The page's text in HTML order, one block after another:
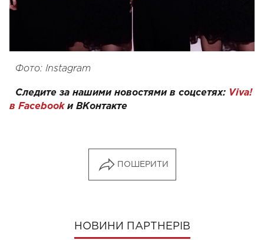
Фото: Instagram
Следите за нашими новостями в соцсетях: Viva!
в Facebookи ВКонтакте
ПОШЕРИТИ
НОВИНИ ПАРТНЕРІВ